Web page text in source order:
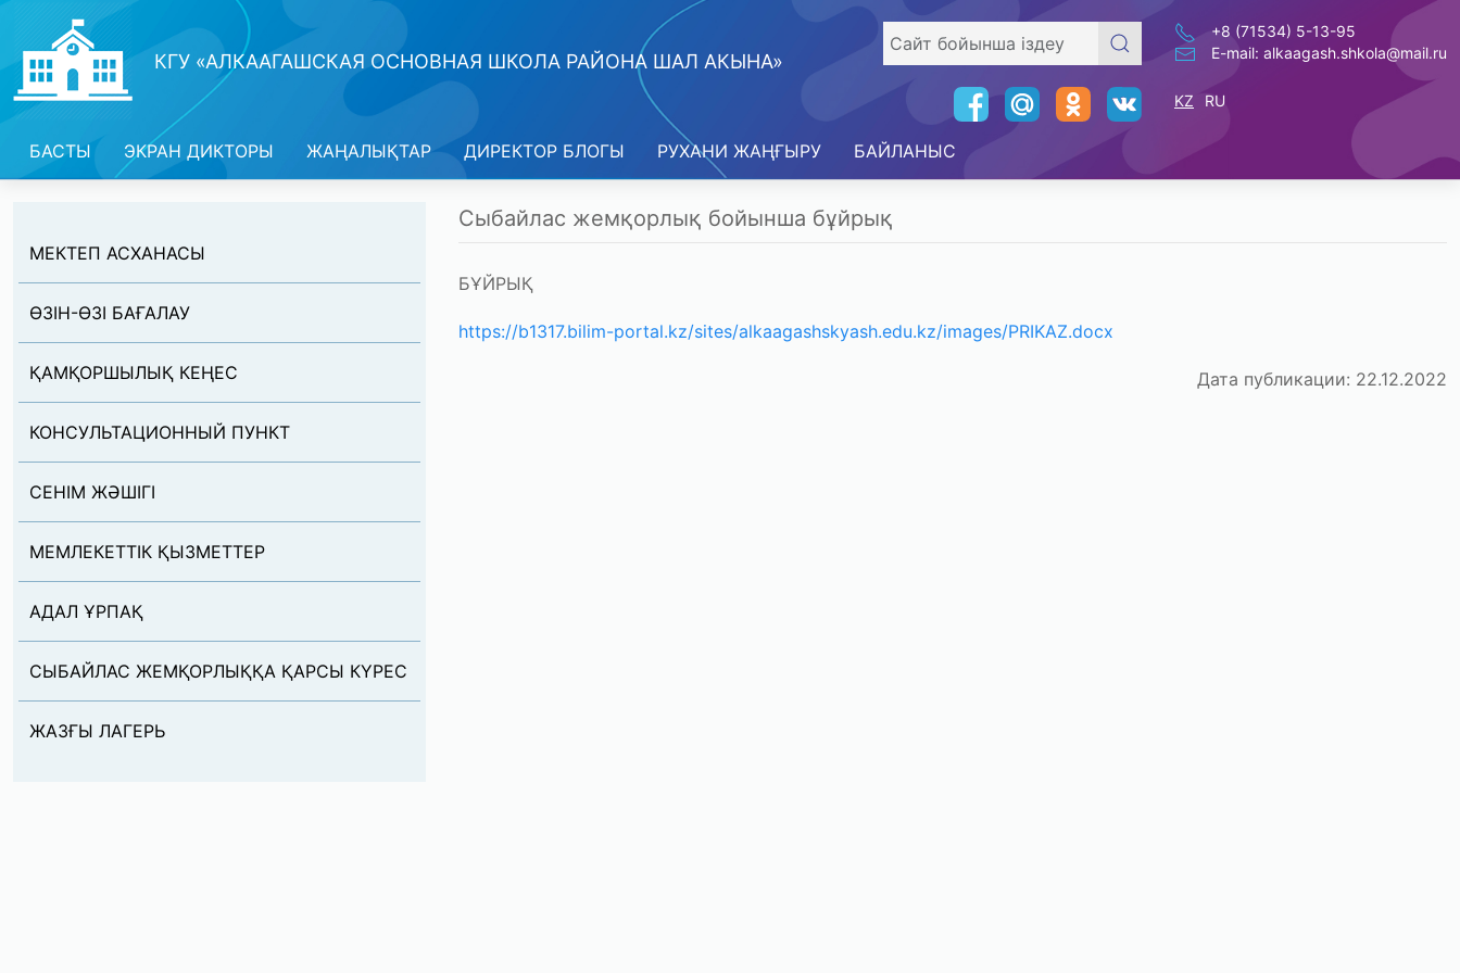
КГУ «АЛКААГАШСКАЯ ОСНОВНАЯ ШКОЛА РАЙОНА ШАЛ АКЫНА»
+8 (71534) 5-13-95
E-mail: alkaagash.shkola@mail.ru
KZ RU
БАСТЫ ЭКРАН ДИКТОРЫ ЖАҢАЛЫҚТАР ДИРЕКТОР БЛОГЫ РУХАНИ ЖАҢҒЫРУ БАЙЛАНЫС
МЕКТЕП АСХАНАСЫ
ӨЗІН-ӨЗІ БАҒАЛАУ
ҚАМҚОРШЫЛЫҚ КЕҢЕС
КОНСУЛЬТАЦИОННЫЙ ПУНКТ
СЕНІМ ЖƏШІГІ
МЕМЛЕКЕТТІК ҚЫЗМЕТТЕР
АДАЛ ҰРПАҚ
СЫБАЙЛАС ЖЕМҚОРЛЫҚҚА ҚАРСЫ КҮРЕС
ЖАЗҒЫ ЛАГЕРЬ
Сыбайлас жемқорлық бойынша бұйрық
БҰЙРЫҚ
https://b1317.bilim-portal.kz/sites/alkaagashskyash.edu.kz/images/PRIKAZ.docx
Дата публикации: 22.12.2022